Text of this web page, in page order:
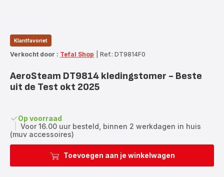
Klantfavoriet
Verkocht door : Tefal Shop Ref.: DT9814F0
AeroSteam DT9814 kledingstomer - Beste
uit de Test okt 2025
Op voorraad
Voor 16.00 uur besteld, binnen 2 werkdagen in huis
(muv accessoires)
Toevoegen aan je winkelwagen